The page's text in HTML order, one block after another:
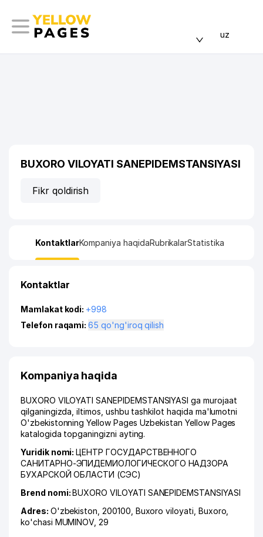
uz
BUXORO VILOYATI SANEPIDEMSTANSIYASI
Fikr qoldirish
KontaktlarKompaniya haqidaRubrikalarStatistika
Kontaktlar
Mamlakat kodi: +998
Telefon raqami:
65 qo'ng'iroq qilish
Kompaniya haqida
BUXORO VILOYATI SANEPIDEMSTANSIYASI ga murojaat
qilganingizda, iltimos, ushbu tashkilot haqida ma'lumotni
O'zbekistonning Yellow Pages Uzbekistan Yellow Pages
katalogida topganingizni ayting.
Yuridik nomi:ЦЕНТР ГОСУДАРСТВЕННОГО
САНИТАРНО-ЭПИДЕМИОЛОГИЧЕСКОГО НАДЗОРА
БУХАРСКОЙ ОБЛАСТИ (СЭС)
Brend nomi:BUXORO VILOYATI SANEPIDEMSTANSIYASI
Adres: O'zbekiston, 200100, Buxoro viloyati Buxoro
ko'chasi MUMINOV, 29